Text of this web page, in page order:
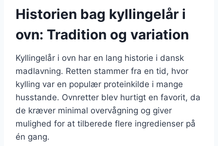
Historien bag kyllingelår i
ovn: Tradition og variation
Kyllingelår i ovn har en lang historie i dansk
madlavning. Retten stammer fra en tid, hvor
kylling var en populær proteinkilde i mange
husstande. Ovnretter blev hurtigt en favorit, da
de kræver minimal overvågning og giver
mulighed for at tilberede flere ingredienser på
én gang.